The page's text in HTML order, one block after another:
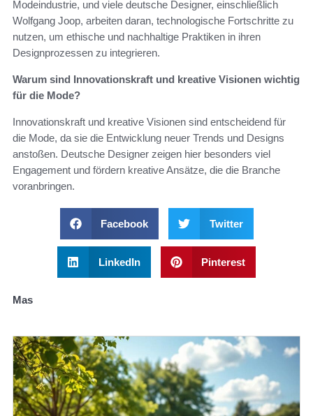
Modeindustrie, und viele deutsche Designer, einschließlich
Wolfgang Joop, arbeiten daran, technologische Fortschritte zu
nutzen, um ethische und nachhaltige Praktiken in ihren
Designprozessen zu integrieren.
Warum sind Innovationskraft und kreative Visionen wichtig
für die Mode?
Innovationskraft und kreative Visionen sind entscheidend für
die Mode, da sie die Entwicklung neuer Trends und Designs
anstoßen. Deutsche Designer zeigen hier besonders viel
Engagement und fördern kreative Ansätze, die die Branche
voranbringen.
Facebook Twitter
LinkedIn Pinterest
Mas